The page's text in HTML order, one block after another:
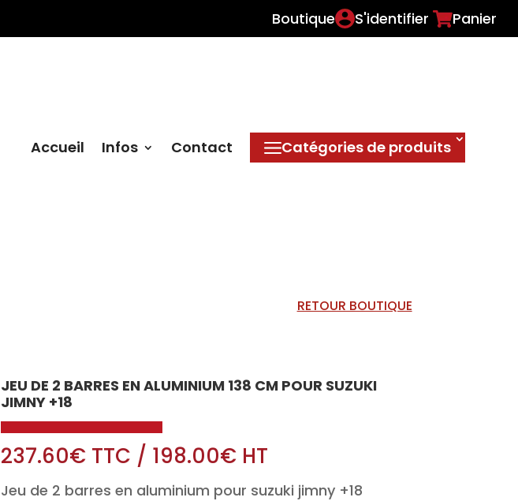
Boutique S'identifier Panier
Accueil Infos Contact Catégories de produits
RETOUR BOUTIQUE
JEU DE 2 BARRES EN ALUMINIUM 138 CM POUR SUZUKI
JIMNY +18
237.60€ TTC / 198.00€ HT
Jeu de 2 barres en aluminium pour suzuki jimny +18